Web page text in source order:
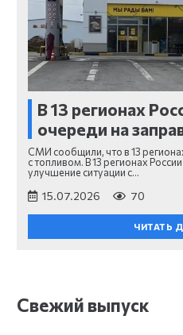
В 13 регионах
очереди на
СМИ сообщили, что в 13
с топливом. В 13 регионах
улучшение ситуации с…
15.07.2026 70
ЧИТАТЬ
Свежий выпуск